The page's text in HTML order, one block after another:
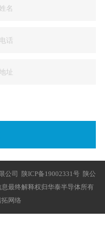
公司 陕ICP备19002331号 陕公
最终解释权归华泰半导体所有
拓网络